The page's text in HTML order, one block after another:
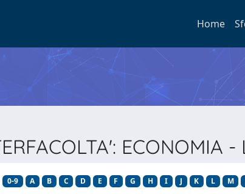
Home
ECONOMIA -
0-9 A B C D E F G H I J K L M